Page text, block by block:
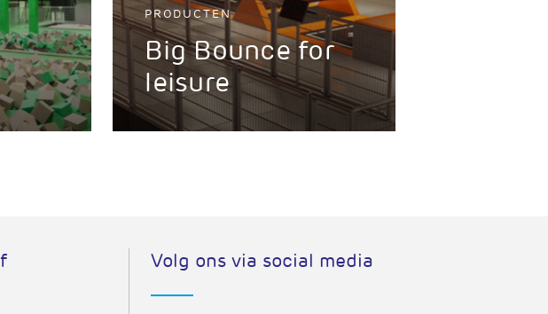
PRODUCTEN
Big Bounce for
leisure
Volg ons via social media